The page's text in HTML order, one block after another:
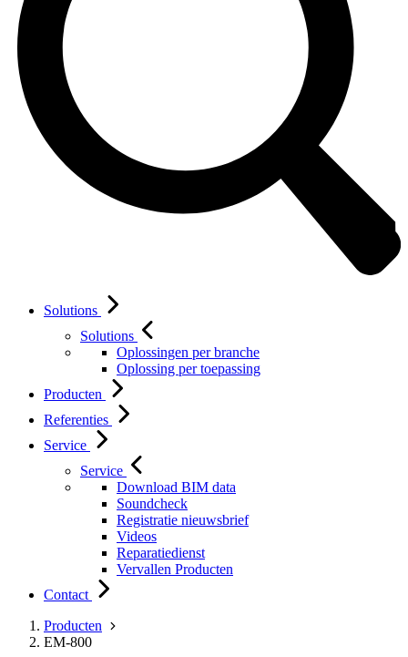
Solutions
Solutions
Oplossingen per branche
Oplossing per toepassing
Producten
Referenties
Service
Service
Download BIM data
Soundcheck
Registratie nieuwsbrief
Videos
Reparatiedienst
Vervallen Producten
Contact
Producten
EM-800